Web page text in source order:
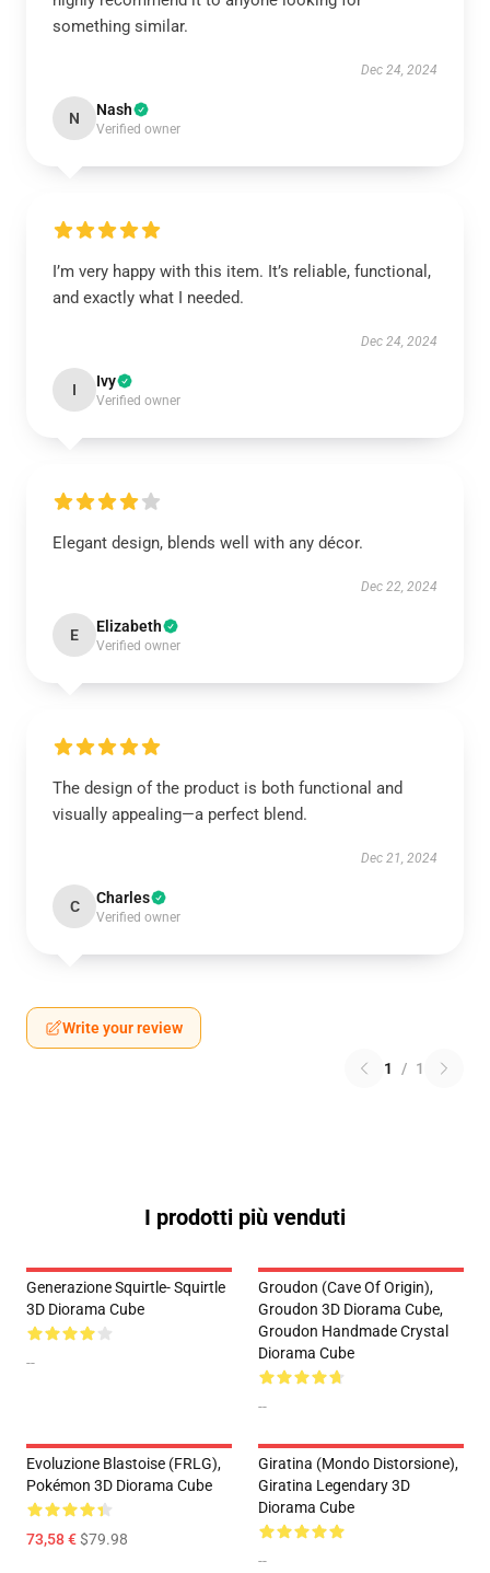
something similar.
Dec 24, 2024
N Nash
Verified owner
I’m very happy with this item. It’s reliable, functional,
and exactly what I needed.
Dec 24, 2024
I Ivy
Verified owner
Elegant design, blends well with any décor.
Dec 22, 2024
E Elizabeth
Verified owner
The design of the product is both functional and
visually appealing—a perfect blend.
Dec 21, 2024
C Charles
Verified owner
Write your review
1 / 1
I prodotti più venduti
Generazione Squirtle- Squirtle
3D Diorama Cube
--
Groudon (Cave Of Origin),
Groudon 3D Diorama Cube,
Groudon Handmade Crystal
Diorama Cube
--
Evoluzione Blastoise (FRLG),
Pokémon 3D Diorama Cube
73,58 €$79.98
Giratina (Mondo Distorsione),
Giratina Legendary 3D
Diorama Cube
--